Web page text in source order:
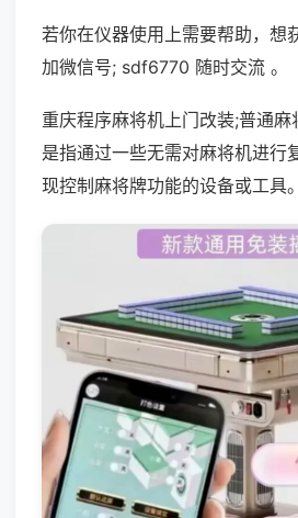
若你在仪器使用上需要帮助，想
加微信号; sdf6770 随时交流 。
重庆程序麻将机上门改装;普通
是指通过一些无需对麻将机进行
现控制麻将牌功能的设备或工具。